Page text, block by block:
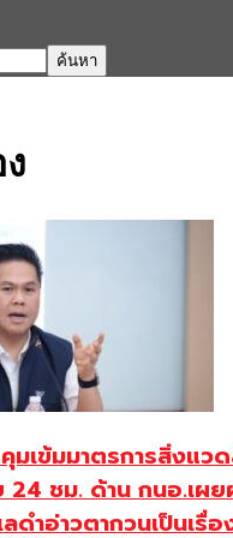
มเข้มมาตรการสิ่งแว
24 ชม. ด้าน กนอ.เผ
ดำอ่าวตากวนเป็นเรื่